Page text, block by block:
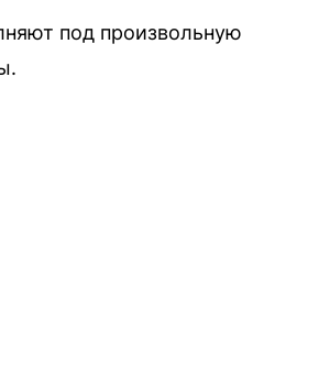
под произвольную